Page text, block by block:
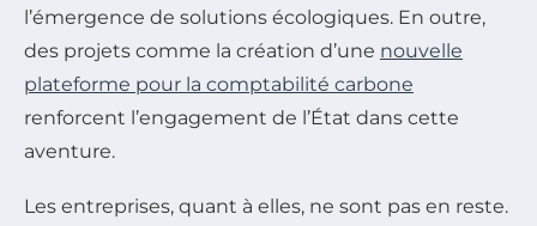
l’émergence de solutions écologiques. En outre,
des projets comme la création d’une nouvelle
plateforme pour la comptabilité carbone
renforcent l’engagement de l’État dans cette
aventure.
Les entreprises, quant à elles, ne sont pas en reste.